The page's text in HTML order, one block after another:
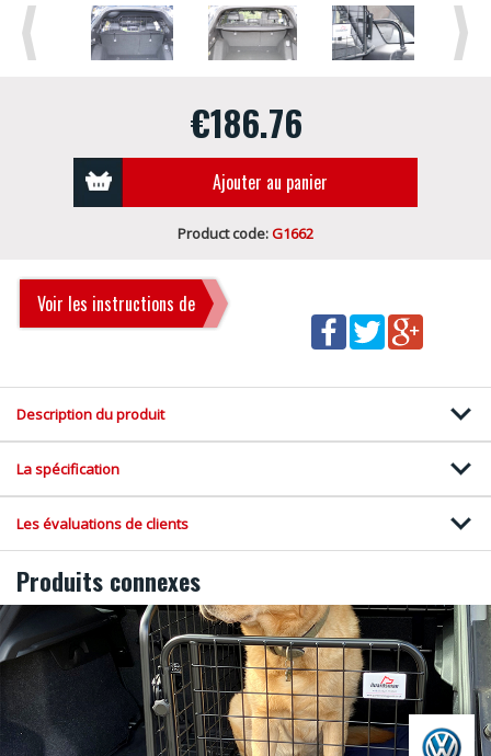
Previous Next
€186.76
Ajouter au panier
Product code:G1662
Voir les instructions de
Description du produit
La spécification
Les évaluations de clients
Produits connexes